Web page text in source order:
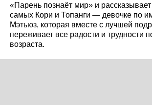
«Парень познаёт мир» и
самых Кори и Топанги — девочке по
Мэтьюз, которая вместе с лучшей
переживает все радости и трудности
возраста.